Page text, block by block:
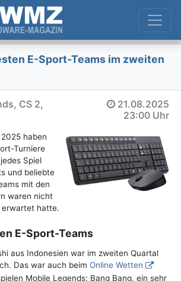
E-Sport-Teams im zweiten
CS 2,
21.08.2025
23:00 Uhr
haben
Turniere
Spiel
und beliebte
mit den
waren nicht
erwartet hatte.
E-Sport-Teams
aus Indonesien war im zweiten Quartal
Das war auch beim Online Wetten
Mobile Legends: Bang Bang, ein sehr